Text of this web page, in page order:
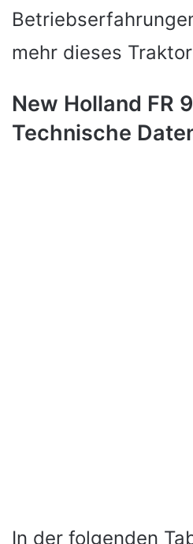
mehr dieses
New Holland FR
Technische
In der folgenden